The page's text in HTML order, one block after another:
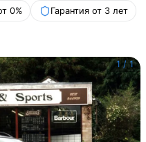
0% Гарантия от 3 лет
1 / 1